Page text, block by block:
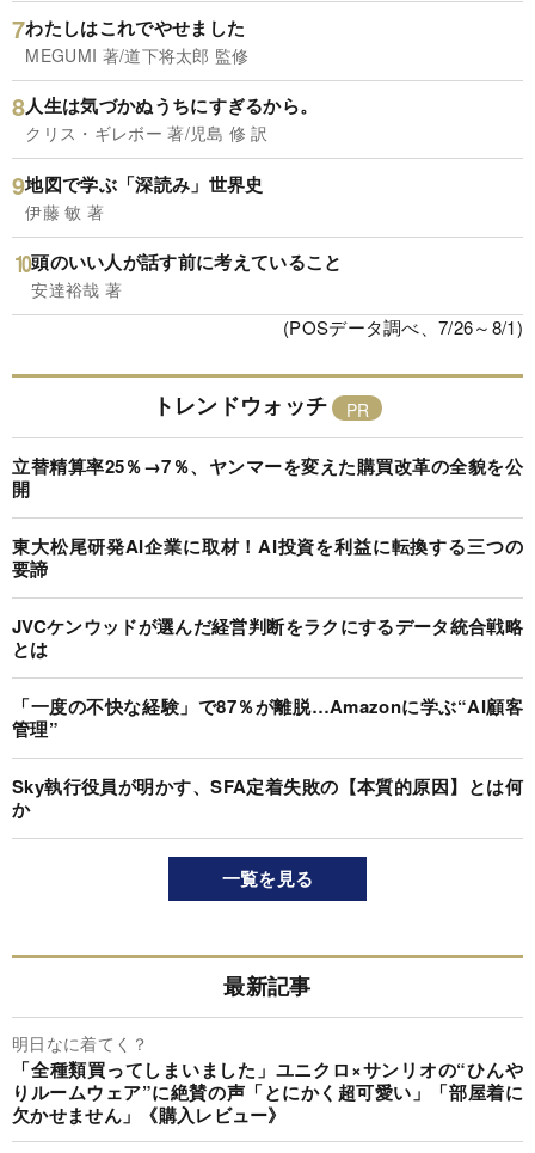
わたしはこれでやせました
MEGUMI 著/道下将太郎 監修
人生は気づかぬうちにすぎるから。
クリス・ギレボー 著/児島 修 訳
地図で学ぶ「深読み」世界史
伊藤 敏 著
頭のいい人が話す前に考えていること
安達裕哉 著
(POSデータ調べ、7/26～8/1)
トレンドウォッチ
立替精算率25％→7％、ヤンマーを変えた購買改革の全貌を公
開
東大松尾研発AI企業に取材！AI投資を利益に転換する三つの
要諦
JVCケンウッドが選んだ経営判断をラクにするデータ統合戦略
とは
「一度の不快な経験」で87％が離脱…Amazonに学ぶ“AI顧客
管理”
Sky執行役員が明かす、SFA定着失敗の【本質的原因】とは何
か
一覧を見る
最新記事
明日なに着てく？
「全種類買ってしまいました」ユニクロ×サンリオの“ひんや
りルームウェア”に絶賛の声「とにかく超可愛い」「部屋着に
欠かせません」《購入レビュー》